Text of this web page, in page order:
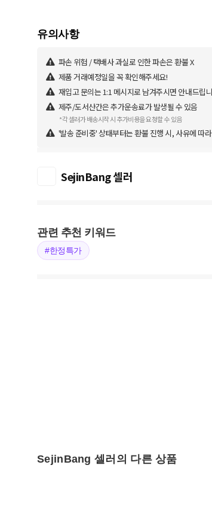
유의사항
파손 위험 / 택배사 과실로 인한 파손은 환불 X
제품 거래예정일을 꼭 확인해주세요!
재입고 문의는 1:1 메시지로 남겨주시면 안내드립
제주/도서산간은 추가운송료가 발생될 수 있음
*각 셀러가 배송시작 시 추가비용을 요청할 수 있음
'발송 준비중' 상태부터는 환불 진행 시, 사유에 따
SejinBang 셀러
관련 추천 키워드
#한정특가
SejinBang 셀러의 다른 상품